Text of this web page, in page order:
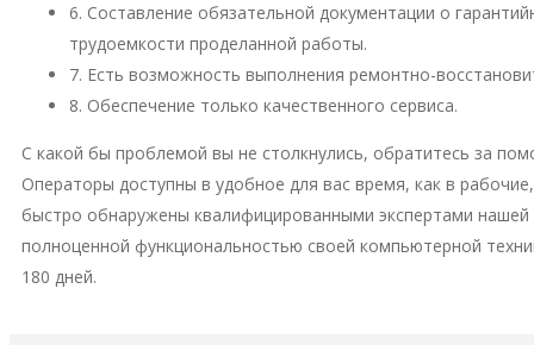
6. Составление обязательной документации о
трудоемкости проделанной работы.
7. Есть возможность выполнения ремонтно-
8. Обеспечение только качественного сервиса.
С какой бы проблемой вы не столкнулись, обратитесь за
Операторы доступны в удобное для вас время, как в
быстро обнаружены квалифицированными экспертами
полноценной функциональностью своей компьютерной
180 дней.